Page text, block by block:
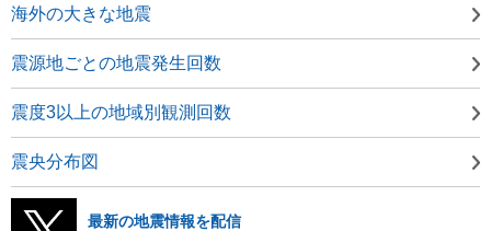
海外の大きな地震
震源地ごとの地震発生回数
震度3以上の地域別観測回数
震央分布図
最新の地震情報を配信